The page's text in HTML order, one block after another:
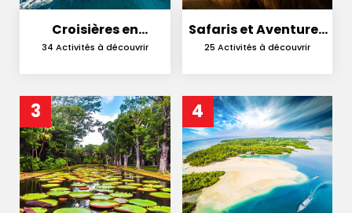
Croisières en
Catamaran
34 Activités à découvrir
Safaris et Aventures
en Nature
25 Activités à découvrir
3 4